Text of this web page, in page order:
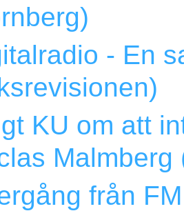
- En
KU om att
från